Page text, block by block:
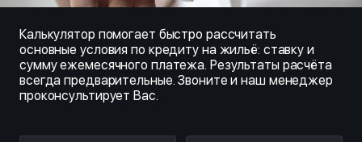
Калькулятор помогает быстро рассчитать
основные условия по кредиту на жильё: ставку и
сумму ежемесячного платежа. Результаты расчёта
всегда предварительные. Звоните и наш менеджер
проконсультирует Вас.